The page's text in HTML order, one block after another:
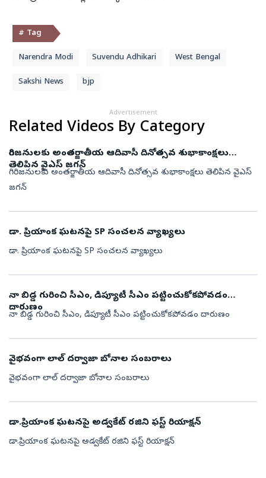
# Tag
Narendra Modi Suvendu Adhikari West Bengal
Sakshi News bjp
Advertisement
Related Videos By Category
గిరిజనులకు అంతర్జాతీయ ఆదివాసీ దినోత్సవ శుభాకాంక్షలు
తెలిపిన వైఎస్ జగన్
గిరిజనులకు అంతర్జాతీయ ఆదివాసీ దినోత్సవ శుభాకాంక్షలు తెలిపిన వైఎస్
జగన్
డా. ప్రియాంక ఘటనపై SP సంచలన వ్యాఖ్యలు
డా. ప్రియాంక ఘటనపై SP సంచలన వ్యాఖ్యలు
నా బిడ్డ గురించి సీఎం, డిప్యూటీ సీఎం పట్టించుకోకపోవడం
దారుణం
నా బిడ్డ గురించి సీఎం, డిప్యూటీ సీఎం పట్టించుకోకపోవడం దారుణం
వైభవంగా లాల్ దర్వాజా బోనాల సంబరాలు
వైభవంగా లాల్ దర్వాజా బోనాల సంబరాలు
డా.ప్రియాంక ఘటనపై అడ్వకేట్ రజిని ఫస్ట్ రియాక్షన్
డా.ప్రియాంక ఘటనపై అడ్వకేట్ రజిని ఫస్ట్ రియాక్షన్